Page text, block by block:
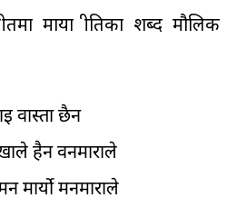
माया प्रीतिका शब्द मौलिक
वास्ता छैन
खाले हैन वनमाराले
मार्यो मनमाराले